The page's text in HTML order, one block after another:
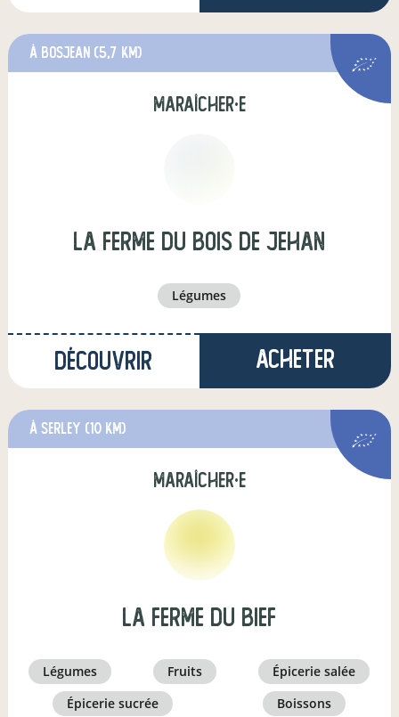
à Bosjean (5,7 km)
maraîcher·e
La ferme du Bois de Jehan
légumes
Découvrir Acheter
à Serley (10 km)
maraîcher·e
La Ferme du Bief
légumes fruits
épicerie salée
épicerie sucrée
boissons